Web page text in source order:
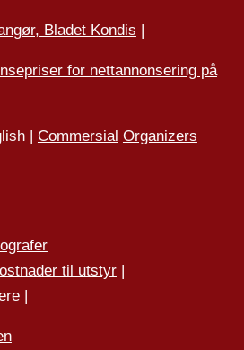
Bladet Kondis
for nettannonsering på
| Commersial Organizers
til utstyr|
e|